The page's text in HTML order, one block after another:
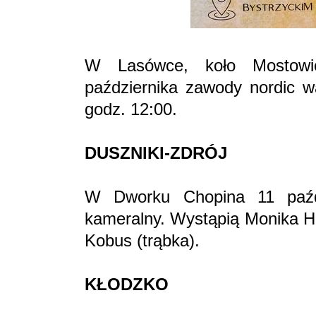
W Lasówce, koło
października zawody nordic
godz. 12:00.
DUSZNIKI-ZDRÓJ
W Dworku Chopina 11
kameralny. Wystąpią Monika
Kobus (trąbka).
KŁODZKO